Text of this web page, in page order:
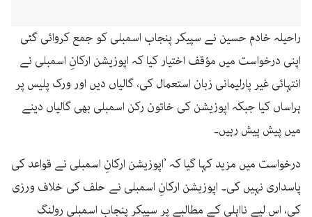
راحیلہ خادم حسین نے سپیکر پنجاب اسمبلی کو جمع کروائی گئی
اپنی درخواست میں مؤقف اختیار کیا کہ اپوزیشن ارکانِ اسمبلی نے
انتہائی غیر پارلیمانی زبان استعمال کی، گالیاں دیں اور ورک پلیس پر
ہراساں کیا جبکہ اپوزیشن کی خاتون رکن اسمبلی بھی گالیاں دینے
میں پیش پیش رہیں۔
درخواست میں مزید کہا گیا کہ ’اپوزیشن ارکانِ اسمبلی نے قواعد کی
پاسداری نہیں کی۔ اپوزیشن ارکانِ اسمبلی نے حلف کی خلاف ورزی
کی، اس لیے نااہلی کے مطالبے پر سپیکر پنجاب اسمبلی رولنگ